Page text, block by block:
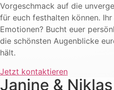
Vorgeschmack auf die
für euch festhalten können.
Emotionen? Bucht euer
die schönsten Augenblicke
hält.
Jetzt kontaktieren
Janine & Niklas